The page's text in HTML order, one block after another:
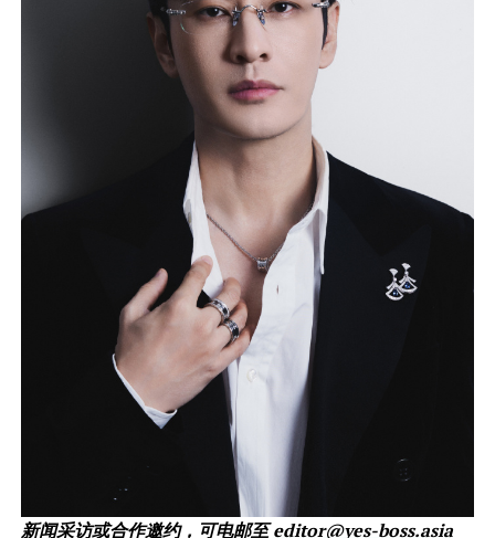
新闻采访或合作邀约，可电邮至editor@yes-boss.asia